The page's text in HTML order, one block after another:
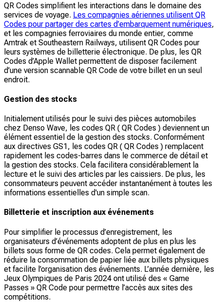
QR Codes simplifient les interactions dans le domaine des
services de voyage. Les compagnies aériennes utilisent QR
Codes pour partager des cartes d’embarquement numériques,
et les compagnies ferroviaires du monde entier, comme
Amtrak et Southeastern Railways, utilisent QR Codes pour
leurs systèmes de billetterie électronique. De plus, les QR
Codes d’Apple Wallet permettent de disposer facilement
d’une version scannable QR Code de votre billet en un seul
endroit.
Gestion des stocks
Initialement utilisés pour le suivi des pièces automobiles
chez Denso Wave, les codes QR ( QR Codes ) deviennent un
élément essentiel de la gestion des stocks. Conformément
aux directives GS1, les codes QR ( QR Codes ) remplacent
rapidement les codes-barres dans le commerce de détail et
la gestion des stocks. Cela facilitera considérablement la
lecture et le suivi des articles par les caissiers. De plus, les
consommateurs peuvent accéder instantanément à toutes les
informations essentielles d'un simple scan.
Billetterie et inscription aux événements
Pour simplifier le processus d’enregistrement, les
organisateurs d’événements adoptent de plus en plus les
billets sous forme de QR codes. Cela permet également de
réduire la consommation de papier liée aux billets physiques
et facilite l’organisation des événements. L’année dernière, les
Jeux Olympiques de Paris 2024 ont utilisé des « Game
Passes » QR Code pour permettre l’accès aux sites des
compétitions.